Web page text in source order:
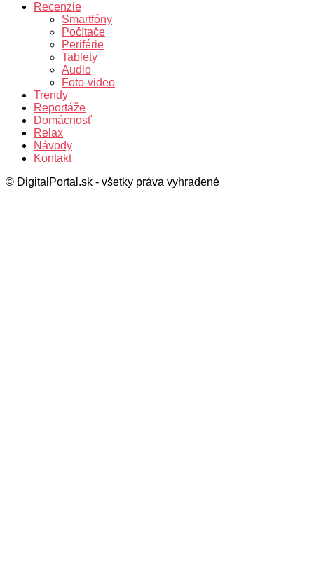
Recenzie
Smartfóny
Počítače
Periférie
Tablety
Audio
Foto-video
Trendy
Reportáže
Domácnosť
Relax
Návody
Kontakt
© DigitalPortal.sk - všetky práva vyhradené